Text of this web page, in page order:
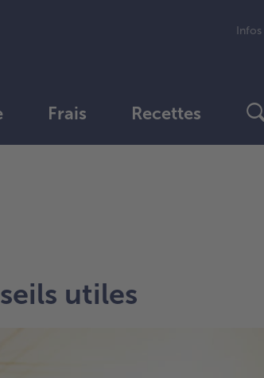
Frais Recettes
utiles